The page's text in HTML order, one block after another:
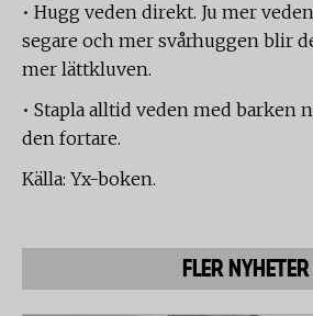
• Hugg veden direkt. Ju mer
segare och mer svårhuggen blir
mer lättkluven.
• Stapla alltid veden med barken
den fortare.
Källa: Yx-boken.
FLER NYHETER